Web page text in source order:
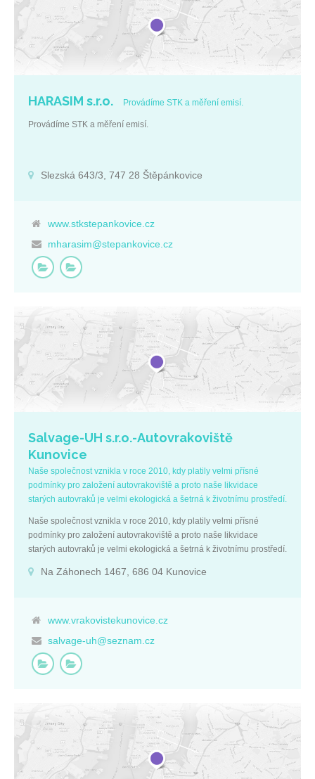
HARASIM s.r.o. Provádíme STK a měření emisí.
Provádíme STK a měření emisí.
Slezská 643/3, 747 28 Štěpánkovice
www.stkstepankovice.cz
mharasim@stepankovice.cz
Salvage-UH s.r.o.-Autovrakoviště
Kunovice
Naše společnost vznikla v roce 2010, kdy platily velmi přísné
podmínky pro založení autovrakoviště a proto naše likvidace
starých autovraků je velmi ekologická a šetrná k životnímu prostředí.
Naše společnost vznikla v roce 2010, kdy platily velmi přísné
podmínky pro založení autovrakoviště a proto naše likvidace
starých autovraků je velmi ekologická a šetrná k životnímu prostředí.
Na Záhonech 1467, 686 04 Kunovice
www.vrakovistekunovice.cz
salvage-uh@seznam.cz